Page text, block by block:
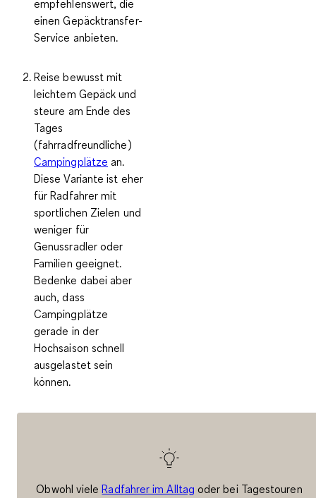
empfehlenswert, die
einen Gepäcktransfer-
Service anbieten.
Reise bewusst mit
leichtem Gepäck und
steure am Ende des
Tages
(fahrradfreundliche)
Campingplätze an.
Diese Variante ist eher
für Radfahrer mit
sportlichen Zielen und
weniger für
Genussradler oder
Familien geeignet.
Bedenke dabei aber
auch, dass
Campingplätze
gerade in der
Hochsaison schnell
ausgelastet sein
können.
Obwohl vieleRadfahrer im Alltag oder bei Tagestouren